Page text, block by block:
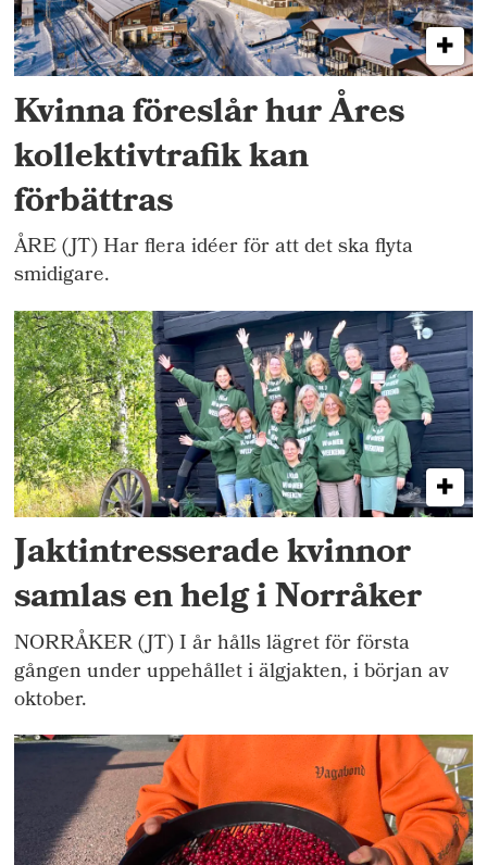
Kvinna föreslår hur Åres
kollektivtrafik kan
förbättras
ÅRE (JT) Har flera idéer för att det ska flyta
smidigare.
Jaktintresserade kvinnor
samlas en helg i Norråker
NORRÅKER (JT) I år hålls lägret för första
gången under uppehållet i älgjakten, i början av
oktober.